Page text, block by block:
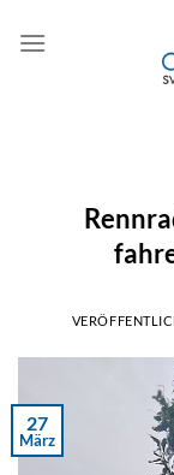
Inhalt
27
März